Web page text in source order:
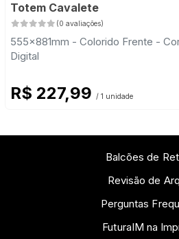
Totem Cavalete
(0 avaliações)
555x881mm - Colorido Frente -
Digital
R$ 227,99 / 1 unidade
Balcões de
Revisão de
Perguntas
FuturaIM na